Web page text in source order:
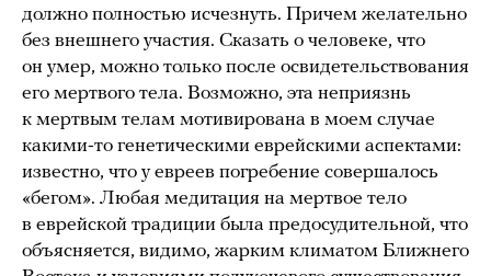
должно полностью исчезнуть. Причем желательно
без внешнего участия. Сказать о человеке, что
он умер, можно только после освидетельствования
его мертвого тела. Возможно, эта неприязнь
к мертвым телам мотивирована в моем случае
какими-то генетическими еврейскими аспектами:
известно, что у евреев погребение совершалось
«бегом». Любая медитация на мертвое тело
в еврейской традиции была предосудительной, что
объясняется, видимо, жарким климатом Ближнего